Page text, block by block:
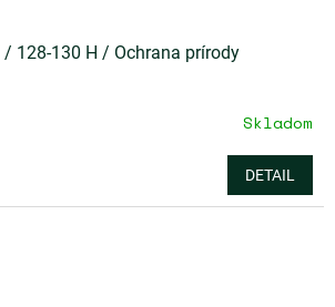
/ 128-130 H / Ochrana prírody
Skladom
DETAIL